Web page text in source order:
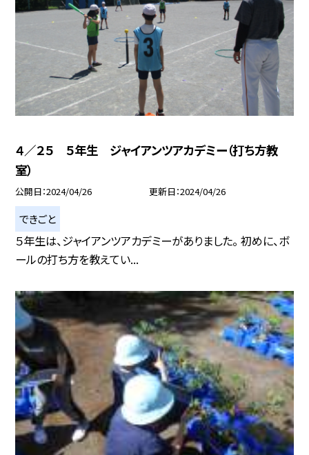
４／２５ ５年生 ジャイアンツアカデミー（打ち方教
室）
公開日 2024/04/26 更新日 2024/04/26
できごと
５年生は、ジャイアンツアカデミーがありました。 初めに、ボ
ールの打ち方を教えてい...